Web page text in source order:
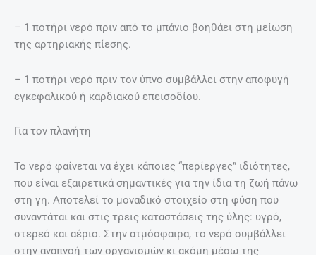
– 1 ποτήρι νερό πριν από το μπάνιο βοηθάει στη μείωση
της αρτηριακής πίεσης.
– 1 ποτήρι νερό πριν τον ύπνο συμβάλλει στην αποφυγή
εγκεφαλικού ή καρδιακού επεισοδίου.
Για τον πλανήτη
Το νερό φαίνεται να έχει κάποιες “περίεργες” ιδιότητες,
που είναι εξαιρετικά σημαντικές για την ίδια τη ζωή πάνω
στη γη. Αποτελεί το μοναδικό στοιχείο στη φύση που
συναντάται και στις τρεις καταστάσεις της ύλης: υγρό,
στερεό και αέριο. Στην ατμόσφαιρα, το νερό συμβάλλει
στην αναπνοή των οργανισμών κι ακόμη µέσω της